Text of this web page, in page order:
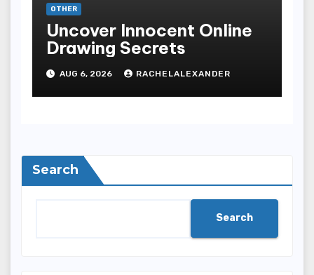
OTHER
Uncover Innocent Online
Drawing Secrets
AUG 6, 2026 RACHELALEXANDER
Search
Search